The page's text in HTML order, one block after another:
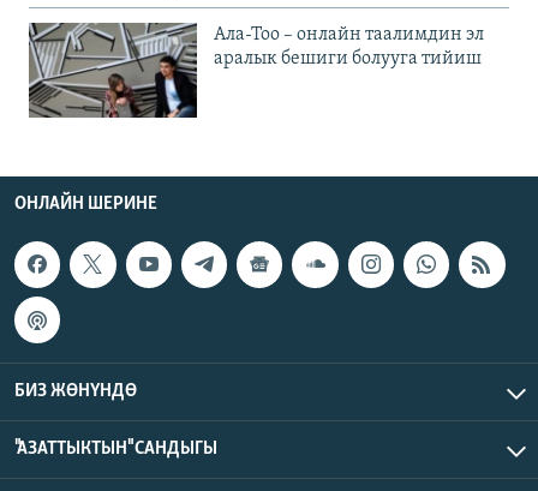
Ала-Тоо – онлайн таалимдин эл
аралык бешиги болууга тийиш
ОНЛАЙН ШЕРИНЕ
БИЗ ЖӨНҮНДӨ
"АЗАТТЫКТЫН" САНДЫГЫ